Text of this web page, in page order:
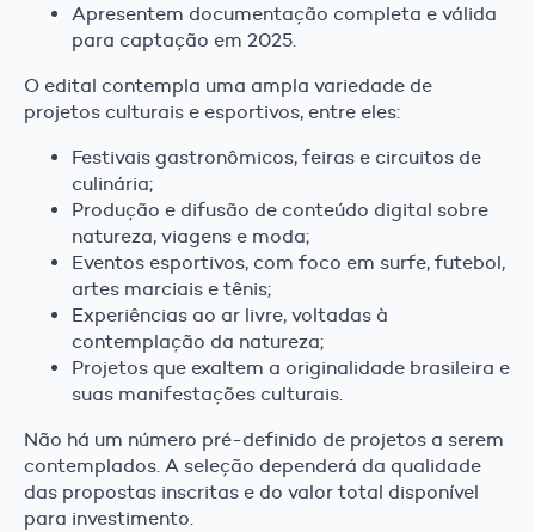
Apresentem documentação completa e válida
para captação em 2025.
O edital contempla uma ampla variedade de
projetos culturais e esportivos, entre eles:
Festivais gastronômicos, feiras e circuitos de
culinária;
Produção e difusão de conteúdo digital sobre
natureza, viagens e moda;
Eventos esportivos, com foco em surfe, futebol,
artes marciais e tênis;
Experiências ao ar livre, voltadas à
contemplação da natureza;
Projetos que exaltem a originalidade brasileira e
suas manifestações culturais.
Não há um número pré-definido de projetos a serem
contemplados. A seleção dependerá da qualidade
das propostas inscritas e do valor total disponível
para investimento.